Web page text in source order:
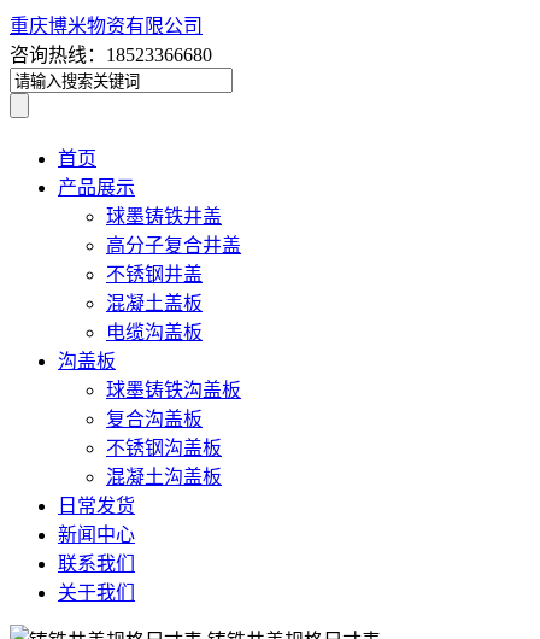
重庆博米物资有限公司
咨询热线：18523366680
首页
产品展示
球墨铸铁井盖
高分子复合井盖
不锈钢井盖
混凝土盖板
电缆沟盖板
沟盖板
球墨铸铁沟盖板
复合沟盖板
不锈钢沟盖板
混凝土沟盖板
日常发货
新闻中心
联系我们
关于我们